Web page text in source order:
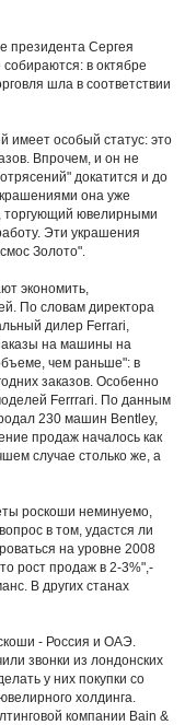
президента Сергея
в октябре
шла в соответствии
имеет особый статус: это
Впрочем, и он не
докатится и до
она уже
торгующий ювелирными
Эти украшения
Золото".
экономить,
По словам директора
дилер Ferrari,
на машины на
чем раньше": в
заказов. Особенно
Ferrrari. По данным
230 машин Bentley,
продаж началось как
случае столько же, а
роскоши неминуемо,
в том, удастся ли
на уровне 2008
рост продаж в 2-3%",-
В других станах
- Россия и ОАЭ.
звонки из лондонских
у них покупки со
холдинга.
компании Bain &